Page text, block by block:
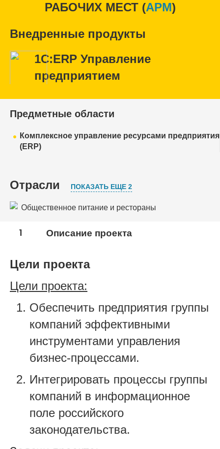
РАБОЧИХ МЕСТ (APM)
Внедренные продукты
1С:ERP Управление
предприятием
Предметные области
Комплексное управление ресурсами предприятия
(ERP)
Отрасли ПОКАЗАТЬ ЕЩЕ 2
Общественное питание и рестораны
Пищевая промышленность
1 Описание проекта
Цели проекта
Цели проекта:
Обеспечить предприятия группы
компаний эффективными
инструментами управления
бизнес-процессами.
Интегрировать процессы группы
компаний в информационное
поле российского
законодательства.